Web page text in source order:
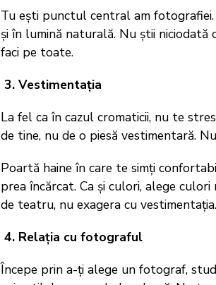
Tu ești punctul central am
și în lumină naturală. Nu știi niciodată
faci pe toate.
3. Vestimentația
La fel ca în cazul cromaticii, nu te
de tine, nu de o piesă vestimentară.
Poartă haine în care te simți
prea încărcat. Ca și culori, alege
de teatru, nu exagera cu vestimentația.
4. Relația cu fotograful
Începe prin a-ți alege un fotograf,